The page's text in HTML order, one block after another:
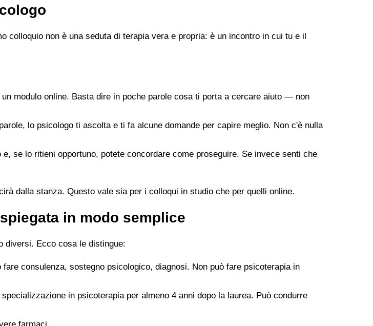
colloquio non è una seduta di terapia vera e propria: è un incontro in cui tu e il
modulo online. Basta dire in poche parole cosa ti porta a cercare aiuto — non
lo psicologo ti ascolta e ti fa alcune domande per capire meglio. Non c'è nulla
se lo ritieni opportuno, potete concordare come proseguire. Se invece senti che
dalla stanza. Questo vale sia per i colloqui in studio che per quelli online.
in modo semplice
diversi. Ecco cosa le distingue:
consulenza, sostegno psicologico, diagnosi. Non può fare psicoterapia in
in psicoterapia per almeno 4 anni dopo la laurea. Può condurre